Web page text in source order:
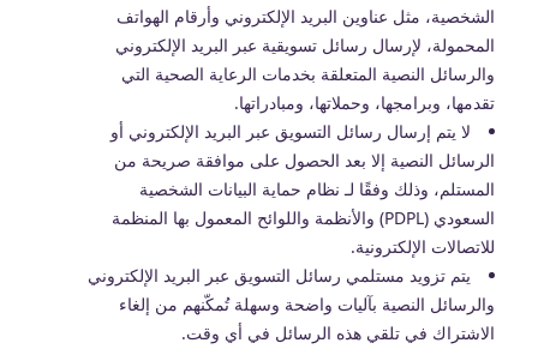
الشخصية، مثل عناوين البريد الإلكتروني وأرقام الهواتف
المحمولة، لإرسال رسائل تسويقية عبر البريد الإلكتروني
والرسائل النصية المتعلقة بخدمات الرعاية الصحية التي
تقدمها، وبرامجها، وحملاتها، ومبادراتها.
لا يتم إرسال رسائل التسويق عبر البريد الإلكتروني أو
الرسائل النصية إلا بعد الحصول على موافقة صريحة من
المستلم، وذلك وفقًا لـ نظام حماية البيانات الشخصية
السعودي (PDPL) والأنظمة واللوائح المعمول بها المنظمة
للاتصالات الإلكترونية.
يتم تزويد مستلمي رسائل التسويق عبر البريد الإلكتروني
والرسائل النصية بآليات واضحة وسهلة تُمكّنهم من إلغاء
الاشتراك في تلقي هذه الرسائل في أي وقت.